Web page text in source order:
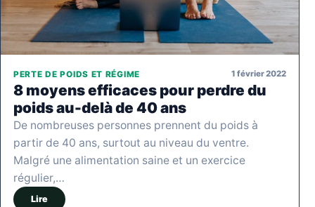
PERTE DE POIDS ET RÉGIME 1 février 2022
8 moyens efficaces pour perdre du
poids au-delà de 40 ans
De nombreuses personnes prennent du poids à
partir de 40 ans, surtout au niveau du ventre.
Malgré une alimentation saine et un exercice
régulier,…
Lire